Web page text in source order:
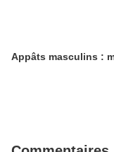
Appâts masculins :